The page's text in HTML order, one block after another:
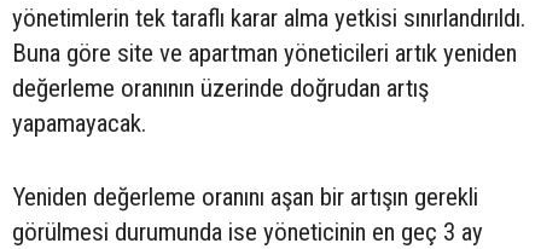
yönetimlerin tek taraflı karar alma yetkisi sınırlandırıldı.
Buna göre site ve apartman yöneticileri artık yeniden
değerleme oranının üzerinde doğrudan artış
yapamayacak.
Yeniden değerleme oranını aşan bir artışın gerekli
görülmesi durumunda ise yöneticinin en geç 3 ay